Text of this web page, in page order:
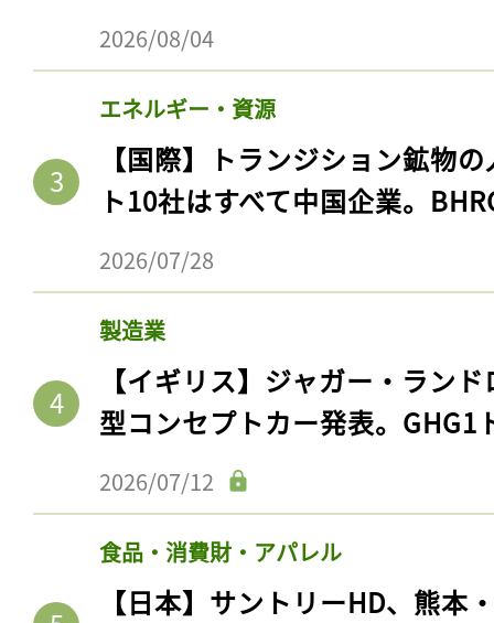
2026/08/04
エネルギー・資源
【国際】トランジション鉱物
ト10社はすべて中国企業。
2026/07/28
製造業
【イギリス】ジャガー・ラン
型コンセプトカー発表。GHG1
2026/07/12
食品・消費財・アパレル
【日本】サントリーHD、熊本